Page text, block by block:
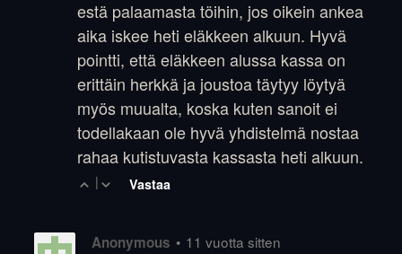
estä palaamasta töihin, jos oikein ankea
aika iskee heti eläkkeen alkuun. Hyvä
pointti, että eläkkeen alussa kassa on
erittäin herkkä ja joustoa täytyy löytyä
myös muualta, koska kuten sanoit ei
todellakaan ole hyvä yhdistelmä nostaa
rahaa kutistuvasta kassasta heti alkuun.
| Vastaa
Anonymous • 11 vuotta sitten